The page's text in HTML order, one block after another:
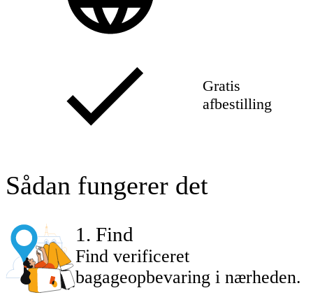
Gratis
afbestilling
Sådan fungerer det
1 . Find
Find verificeret
bagageopbevaring i nærheden.